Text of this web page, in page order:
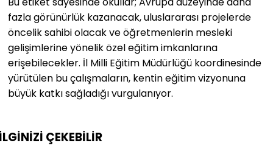
fazla görünürlük kazanacak, uluslararası projelerde
öncelik sahibi olacak ve öğretmenlerin mesleki
gelişimlerine yönelik özel eğitim imkanlarına
erişebilecekler. İl Milli Eğitim Müdürlüğü koordinesinde
yürütülen bu çalışmaların, kentin eğitim vizyonuna
büyük katkı sağladığı vurgulanıyor.
ÇEKEBİLİR